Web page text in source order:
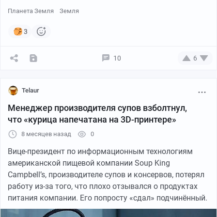
провинция Маникаленд, начала жаловаться на
уверена, что во всем виноваты гоблины, которые
якобы забирались в ее постель и портили атмосферу в
доме. Помочь женщине вызвался 29-летний Каин
Мушайи, который называл себя народным целителем.
спустила брюки. Затем он провел горящей палкой у
нее между ног. Мушайи заявил, что пламя должно
изгнать гоблинов. После этого целитель внезапно
набросился на женщину, повалил ее на пол и
попытался изнасиловать. Пострадавшая сумела
отбиться от Мушайи, причем в процессе борьбы у него
Планета Земля Земля
3
10 6
Telaur
Менеджер производителя супов взболтнул,
что «курица напечатана на 3D-принтере»
8 месяцев назад 0
Вице-президент по информационным технологиям
американской пищевой компании Soup King
Campbell’s, производителе супов и консервов, потерял
работу из-за того, что плохо отзывался о продуктах
питания компании. Его попросту «сдал» подчинённый.